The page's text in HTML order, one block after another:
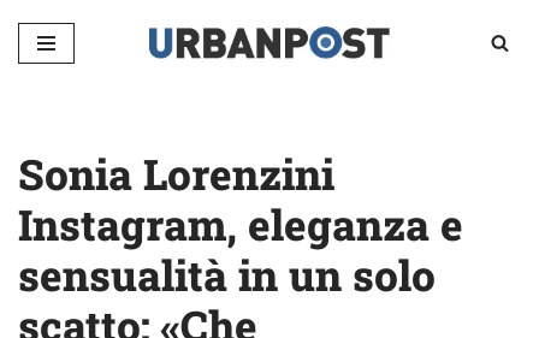
Vai
Sonia Lorenzini
Instagram, eleganza e
sensualità in un solo
scatto: «Che